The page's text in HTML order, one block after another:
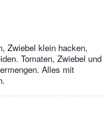
Zwiebel klein hacken,
Tomaten, Zwiebel und
Alles mit